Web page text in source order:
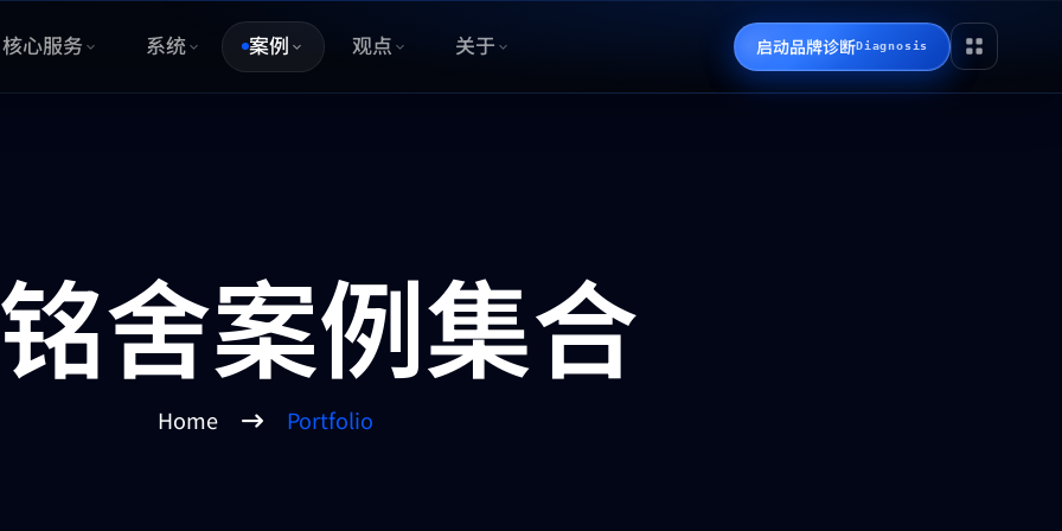
核心服务 系统 案例 观点 关于 启动品牌诊断Diagnosis
舍案例集合
Home Portfolio